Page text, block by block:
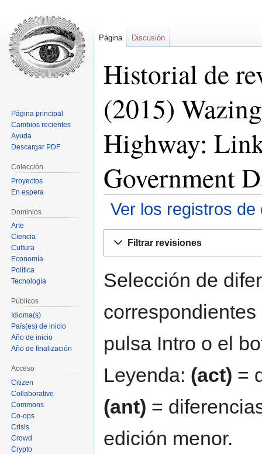
Historial de
(2015)
Highway:
Government
Ver los registros de
navegación
búsqueda
Filtrar revisiones
Selección de
pulsa Intro o el
Leyenda: (act) =
(ant) =
edición menor.
Página Discusión
Página principal
Cambios recientes
Ayuda
Descargar PDF
Colección
Proyectos
En espera
Dominios
Arte
Ciencia
Cultura
Economía
Política
Tecnología
Públicos
Idioma(s)
País(es) de inicio
Año de inicio
Año de finalización
Acceso
Citizen
Collaborative
Commons
Co-ops
Crisis
Crowd
Crypto